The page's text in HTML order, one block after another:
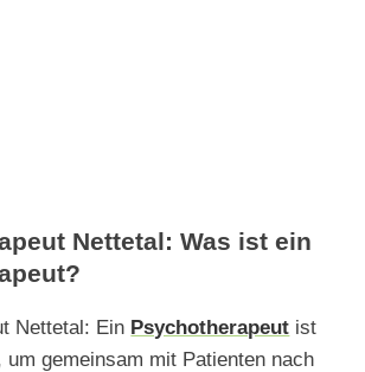
Nettetal: Was ist ein
Nettetal: Ein Psychotherapeut ist
um gemeinsam mit Patienten nach